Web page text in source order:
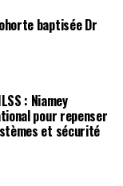
baptisée Dr
: Niamey
pour repenser
et sécurité